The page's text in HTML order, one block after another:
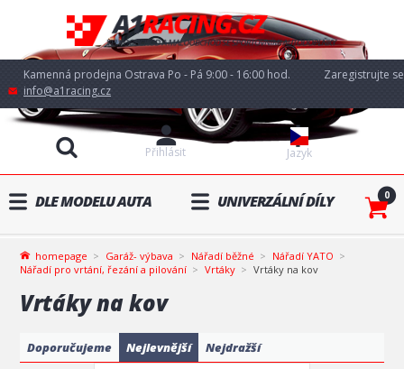
Kamenná prodejna Ostrava Po - Pá 9:00 - 16:00 hod.
info@a1racing.cz
Jazyk
Přihlásit
Zaregistrujte se
DLE MODELU AUTA UNIVERZÁLNÍ DÍLY 0
homepage Garáž- výbava Nářadí běžné
Nářadí YATO
Nářadí pro vrtání, řezání a pilování
Vrtáky Vrtáky na kov
Vrtáky na kov
Doporučujeme Nejlevnější Nejdražší